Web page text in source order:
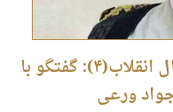
حوزه و روحانیت در چهلمین سال انقلاب(۴): گفتگو با
ورعی